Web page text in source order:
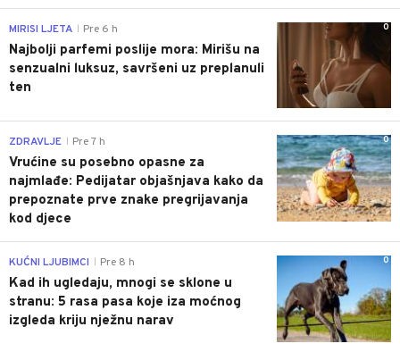
0
MIRISI LJETA Pre 6 h
Najbolji parfemi poslije mora: Mirišu na
senzualni luksuz, savršeni uz preplanuli
ten
0
ZDRAVLJE Pre 7 h
Vrućine su posebno opasne za
najmlađe: Pedijatar objašnjava kako da
prepoznate prve znake pregrijavanja
kod djece
0
KUĆNI LJUBIMCI Pre 8 h
Kad ih ugledaju, mnogi se sklone u
stranu: 5 rasa pasa koje iza moćnog
izgleda kriju nježnu narav